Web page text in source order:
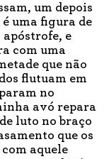
um depois
uma figura de
e
com uma
que não
flutuam em
no
avó repara
luto no braço
que os
aquele